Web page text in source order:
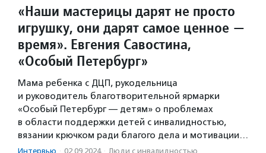
«Наши мастерицы дарят не просто
игрушку, они дарят самое ценное —
время». Евгения Савостина,
«Особый Петербург»
Мама ребенка с ДЦП, рукодельница
и руководитель благотворительной ярмарки
«Особый Петербург — детям» о проблемах
в области поддержки детей с инвалидностью,
вязании крючком ради благого дела и мотивации…
Интервью · 02.09.2024 · Люди с инвалидностью